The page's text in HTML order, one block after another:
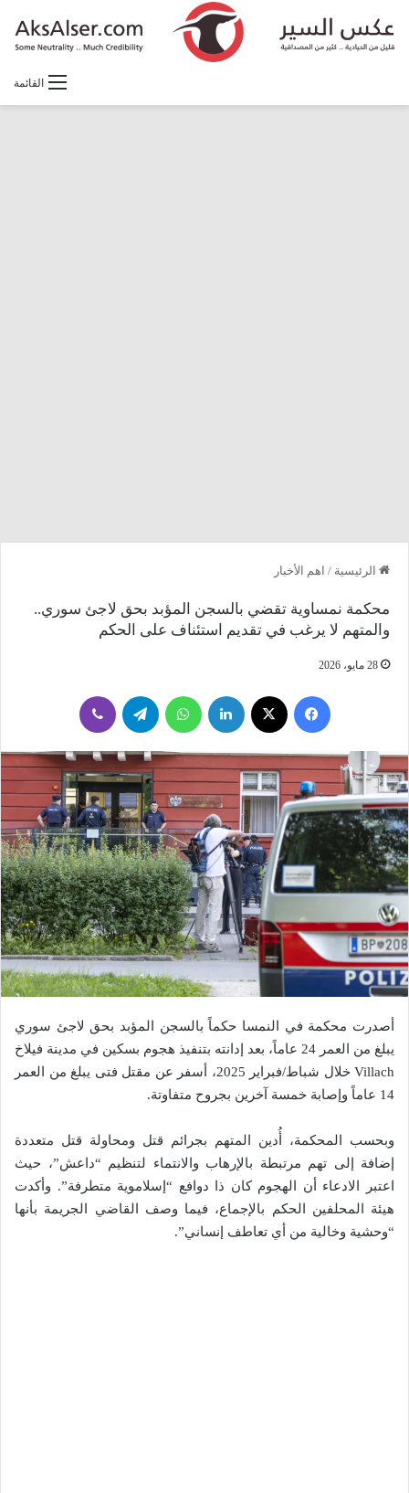
القائمة
الرئيسية / اهم الأخبار
محكمة نمساوية تقضي بالسجن المؤبد بحق لاجئ سوري..
والمتهم لا يرغب في تقديم استئناف على الحكم
28 مايو، 2026
فيسبوك لينكدإن واتساب تيلقرام
أصدرت محكمة في النمسا حكماً بالسجن المؤبد بحق لاجئ سوري
يبلغ من العمر 24 عاماً، بعد إدانته بتنفيذ هجوم بسكين في مدينة فيلاخ
Villach خلال شباط/فبراير 2025، أسفر عن مقتل فتى يبلغ من العمر
14 عاماً وإصابة خمسة آخرين بجروح متفاوتة.
وبحسب المحكمة، أُدين المتهم بجرائم قتل ومحاولة قتل متعددة
إضافة إلى تهم مرتبطة بالإرهاب والانتماء لتنظيم “داعش”، حيث
اعتبر الادعاء أن الهجوم كان ذا دوافع “إسلاموية متطرفة”. وأكدت
هيئة المحلفين الحكم بالإجماع، فيما وصف القاضي الجريمة بأنها
“وحشية وخالية من أي تعاطف إنساني”.